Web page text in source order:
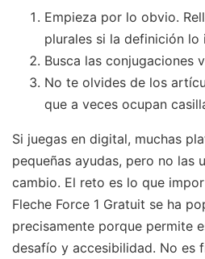
Empieza por lo obvio.
plurales si la definición lo
Busca las conjugaciones
No te olvides de los
que a veces ocupan
Si juegas en digital, muchas
pequeñas ayudas, pero no las
cambio. El reto es lo que
Fleche Force 1 Gratuit se ha
precisamente porque permite
desafío y accesibilidad. No es